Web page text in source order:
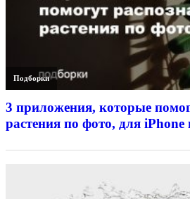
Подборки
3 приложения, которые
растения по фото, для